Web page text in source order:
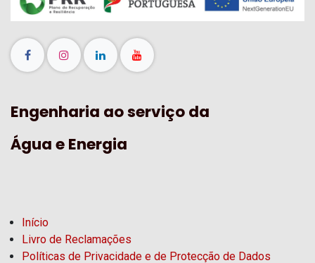
Engenharia ao serviço da
Água e Energia
Início
Livro de Reclamações
Políticas de Privacidade e de Protecção de Dados